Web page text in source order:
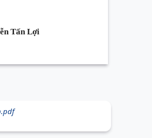
Tấn Lợi